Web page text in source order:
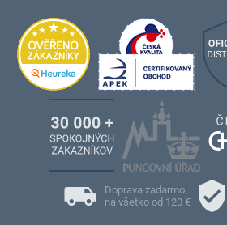
Doprava zadarmo
na všetko od 120 €